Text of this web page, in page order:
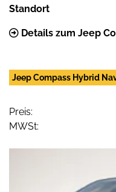
Standort
Details zum Jeep
Jeep Compass Hybrid
Preis:
MWSt: